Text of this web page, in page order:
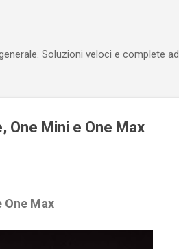
Soluzioni veloci e complete ad
One Mini e One Max
One Max